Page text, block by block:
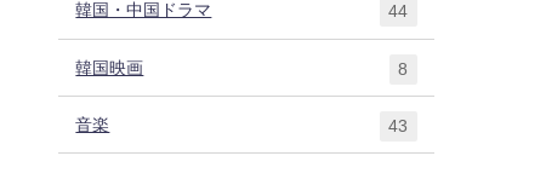
韓国・中国ドラマ 44
韓国映画 8
音楽 43